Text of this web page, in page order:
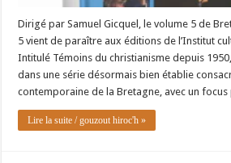
Dirigé par Samuel Gicquel, le volume 5 de
5 vient de paraître aux éditions de l’Institut
Intitulé Témoins du christianisme depuis
dans une série désormais bien établie
contemporaine de la Bretagne, avec un focus
Lire la suite / gouzout hiroc'h »